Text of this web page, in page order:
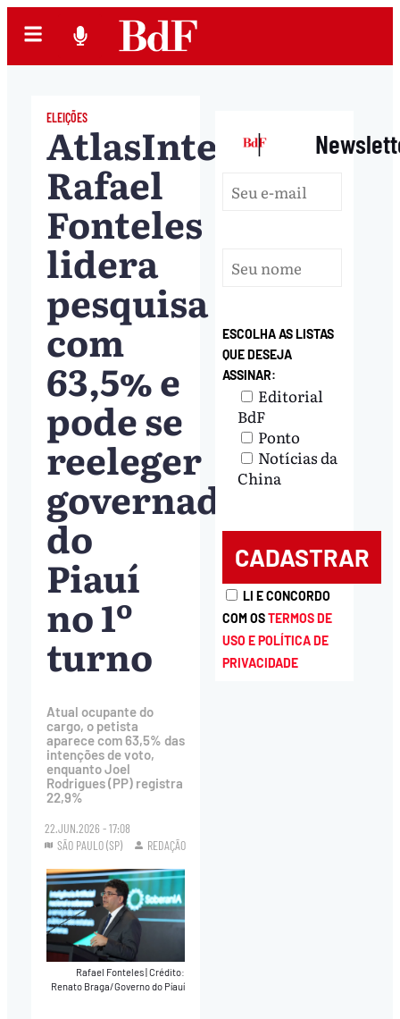
ELEIÇÕES
AtlasIntel:
Rafael
Fonteles
lidera
pesquisa
com
63,5% e
pode se
reeleger
governador
do
Piauí
no 1º
turno
Atual ocupante do
cargo, o petista
aparece com 63,5% das
intenções de voto,
enquanto Joel
Rodrigues (PP) registra
22,9%
22.JUN.2026 - 17:08
SÃO PAULO (SP)
REDAÇÃO
Rafael Fonteles|Crédito:
Renato Braga/Governo do Píauí
|
ESCOLHA AS LISTAS
QUE DESEJA
ASSINAR:
Editorial
BdF
Ponto
Notícias da
China
LI E CONCORDO
COM OSTERMOS DE
USO E POLÍTICA DE
PRIVACIDADE